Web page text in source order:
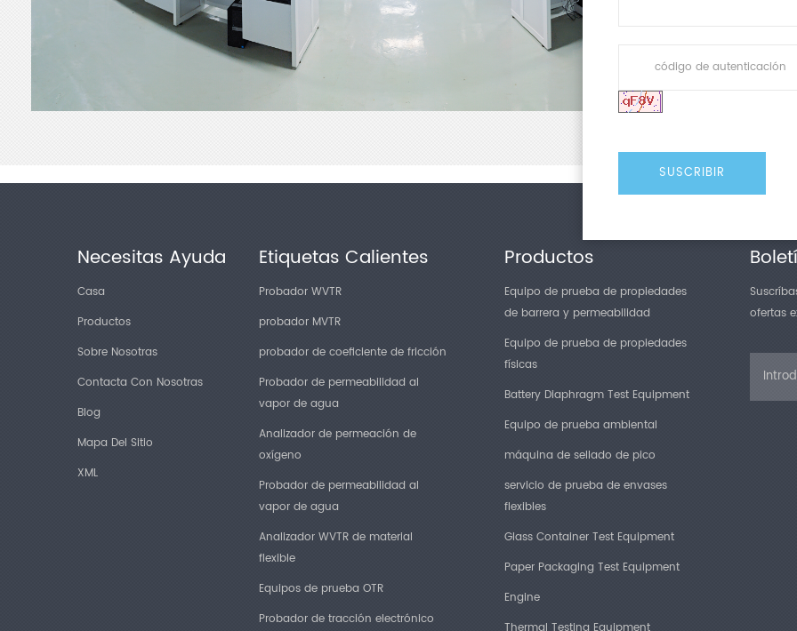
Necesitas Ayuda
Casa
Productos
Sobre Nosotras
Contacta Con Nosotras
Blog
Mapa Del Sitio
XML
Etiquetas Calientes
Probador WVTR
probador MVTR
probador de coeficiente de fricción
Probador de permeabilidad al
vapor de agua
Analizador de permeación de
oxígeno
Probador de permeabilidad al
vapor de agua
Analizador WVTR de material
flexible
Equipos de prueba OTR
Probador de tracción electrónico
Productos
Equipo de prueba de propiedades
de barrera y permeabilidad
Equipo de prueba de propiedades
físicas
Battery Diaphragm Test Equipment
Equipo de prueba ambiental
máquina de sellado de pico
servicio de prueba de envases
flexibles
Glass Container Test Equipment
Paper Packaging Test Equipment
Engine
ofertas